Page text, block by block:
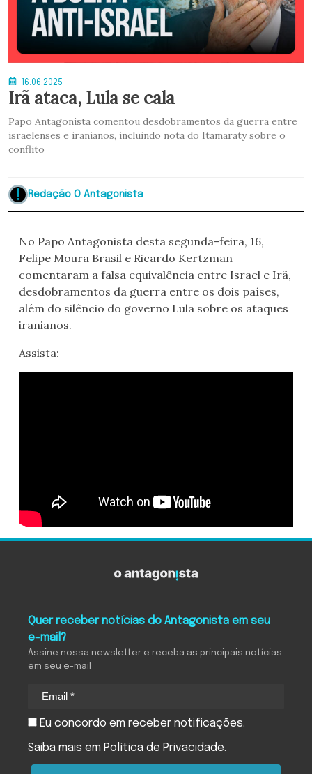
16.06.2025
Irã ataca, Lula se cala
Papo Antagonista comentou desdobramentos da guerra entre
israelenses e iranianos, incluindo nota do Itamaraty sobre o
conflito
Redação O Antagonista
No Papo Antagonista desta segunda-feira, 16,
Felipe Moura Brasil e Ricardo Kertzman
comentaram a falsa equivalência entre Israel e Irã,
desdobramentos da guerra entre os dois países,
além do silêncio do governo Lula sobre os ataques
iranianos.
Assista:
Quer receber notícias do Antagonista em seu
e-mail?
Assine nossa newsletter e receba as principais notícias
em seu e-mail
Eu concordo em receber notificações.
Saiba mais em Política de Privacidade.